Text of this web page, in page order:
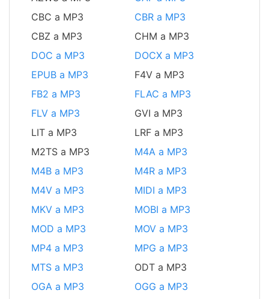
CBC a MP3
CBR a MP3
CBZ a MP3
CHM a MP3
DOC a MP3
DOCX a MP3
EPUB a MP3
F4V a MP3
FB2 a MP3
FLAC a MP3
FLV a MP3
GVI a MP3
LIT a MP3
LRF a MP3
M2TS a MP3
M4A a MP3
M4B a MP3
M4R a MP3
M4V a MP3
MIDI a MP3
MKV a MP3
MOBI a MP3
MOD a MP3
MOV a MP3
MP4 a MP3
MPG a MP3
MTS a MP3
ODT a MP3
OGA a MP3
OGG a MP3